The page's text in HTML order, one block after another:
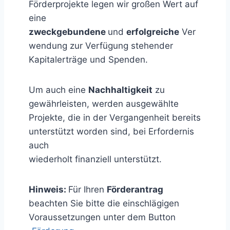
Förderprojekte legen wir großen Wert auf
eine
zweckgebundene und erfolgreiche Ver
wendung zur Verfügung stehender
Kapitalerträge und Spenden.
Um auch eine Nachhaltigkeit zu
gewährleisten, werden ausgewählte
Projekte, die in der Vergangenheit bereits
unterstützt worden sind, bei Erfordernis
auch
wiederholt finanziell unterstützt.
Hinweis: Für Ihren Förderantrag
beachten Sie bitte die einschlägigen
Voraussetzungen unter dem Button